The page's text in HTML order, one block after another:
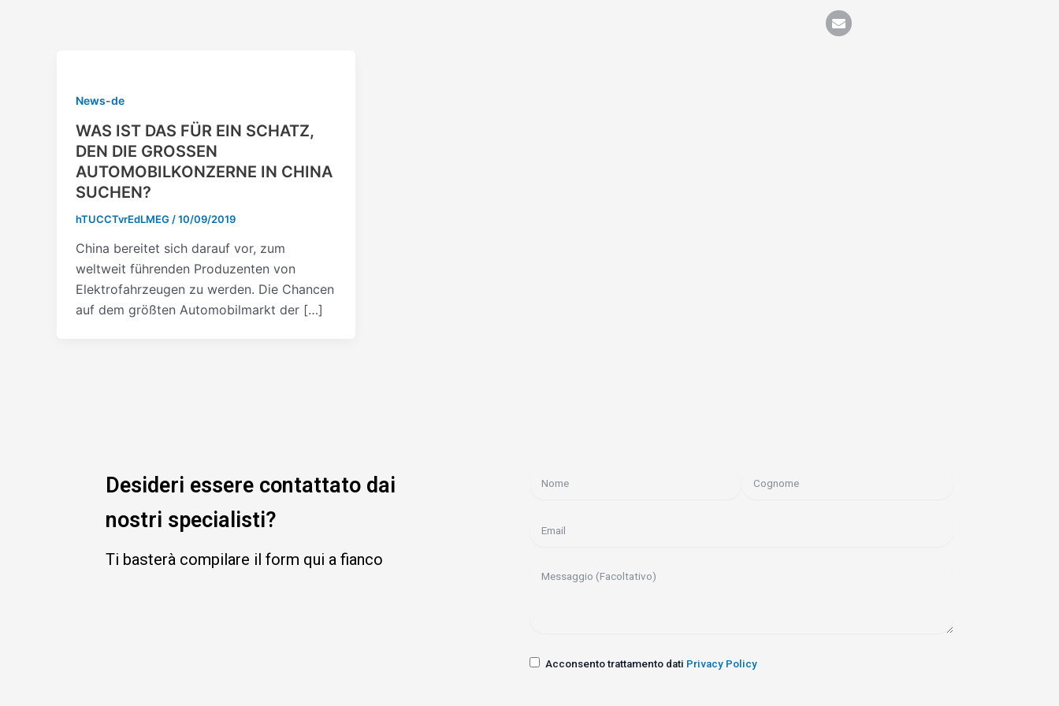
News-de
WAS IST DAS FÜR EIN SCHATZ,
DEN DIE GROSSEN
AUTOMOBILKONZERNE IN CHINA
SUCHEN?
hTUCCTvrEdLMEG /10/09/2019
China bereitet sich darauf vor, zum
weltweit führenden Produzenten von
Elektrofahrzeugen zu werden. Die Chancen
auf dem größten Automobilmarkt der […]
Desideri essere contattato dai
nostri specialisti?
Ti basterà compilare il form qui a fianco
Acconsento trattamento dati Privacy Policy